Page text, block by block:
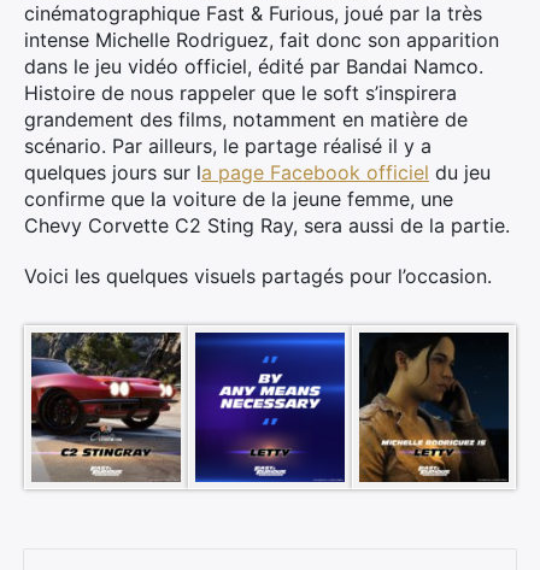
cinématographique Fast & Furious, joué par la très
intense Michelle Rodriguez, fait donc son apparition
dans le jeu vidéo officiel, édité par Bandai Namco.
Histoire de nous rappeler que le soft s’inspirera
grandement des films, notamment en matière de
scénario. Par ailleurs, le partage réalisé il y a
quelques jours sur la page Facebook officiel du jeu
confirme que la voiture de la jeune femme, une
Chevy Corvette C2 Sting Ray, sera aussi de la partie.
Voici les quelques visuels partagés pour l’occasion.